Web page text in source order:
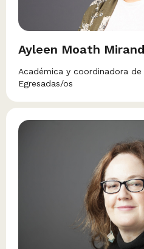
Ayleen Moath
Académica y coordinadora
Egresadas/os